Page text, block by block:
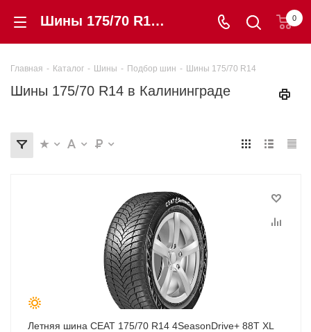
Шины 175/70 R14 купить в этом размере в Калининграде от 2 960 ₽. Гарантия, цены, отзывы | «Шинторг» 0
Главная - Каталог - Шины - Подбор шин - Шины 175/70 R14
Шины 175/70 R14 в Калининграде
Летняя шина CEAT 175/70 R14 4SeasonDrive+ 88T XL